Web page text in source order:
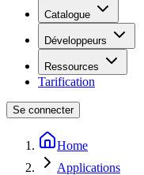
Catalogue
Développeurs
Ressources
Tarification
Se connecter
Home
Applications